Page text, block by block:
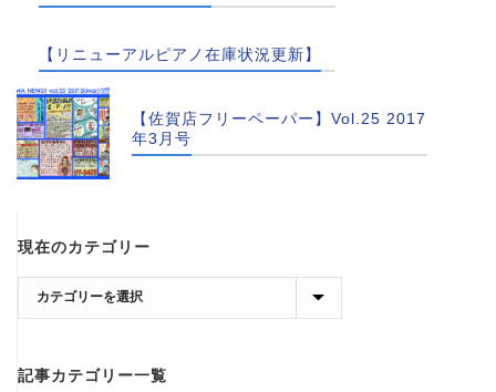
【リニューアルピアノ在庫状況更新】
【佐賀店フリーペーパー】Vol.25 2017
年3月号
現在のカテゴリー
在
カ
記事カテゴリー一覧